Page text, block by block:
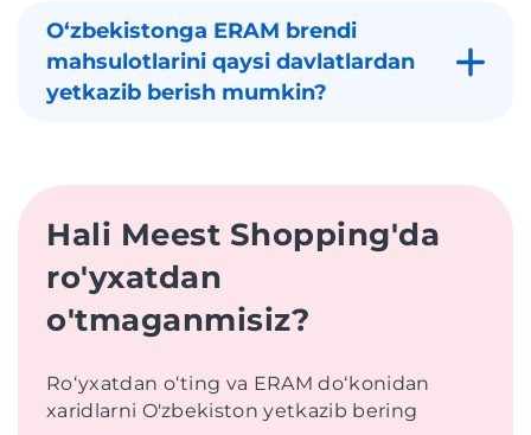
Oʻzbekistonga ERAM brendi
mahsulotlarini qaysi davlatlardan
yetkazib berish mumkin?
Hali Meest Shopping'da
ro'yxatdan
o'tmaganmisiz?
Roʻyxatdan oʻting va ERAM doʻkonidan
xaridlarni O'zbekiston yetkazib bering